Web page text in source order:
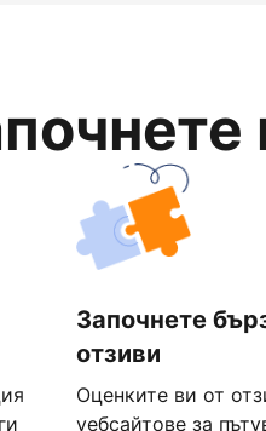
Започнете
отзиви
Оценките ви от
уебсайтове за